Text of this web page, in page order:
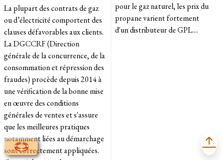
La plupart des contrats de gaz
ou d’électricité comportent des
clauses défavorables aux clients.
La DGCCRF (Direction
générale de la concurrence, de la
consommation et répression des
fraudes) procède depuis 2014 à
une vérification de la bonne mise
en œuvre des conditions
générales de ventes et s'assure
que les meilleures pratiques
notamment liées au démarchage
sont correctement appliquées.
pour le gaz naturel, les prix du
propane varient fortement
d'un distributeur de GPL....